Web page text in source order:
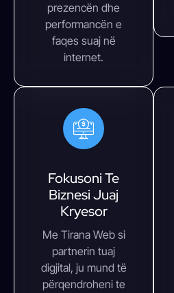
prezencën dhe
performancën e
faqes suaj në
internet.
Fokusoni Te
Biznesi Juaj
Kryesor
Me Tirana Web si
partnerin tuaj
digjital, ju mund të
përqendroheni te